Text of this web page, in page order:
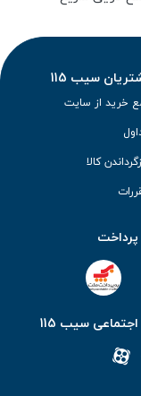
سیب 115
خرید از سایت
کالا
پرداخت
سیب 115